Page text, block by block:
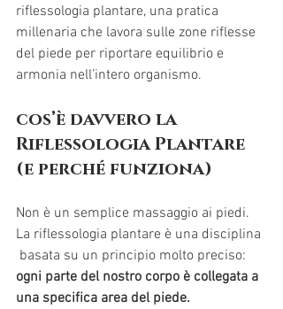
riflessologia plantare, una pratica
millenaria che lavora sulle zone riflesse
del piede per riportare equilibrio e
armonia nell’intero organismo.
cos’è davvero la
Riflessologia Plantare
(e perché funziona)
Non è un semplice massaggio ai piedi.
La riflessologia plantare è una disciplina
basata su un principio molto preciso:
ogni parte del nostro corpo è collegata a
una specifica area del piede.